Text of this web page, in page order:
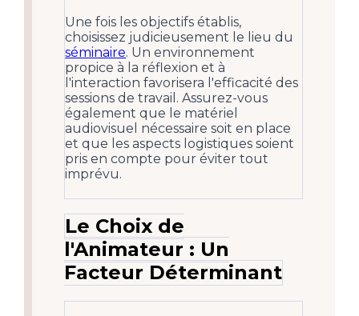
Une fois les objectifs établis,
choisissez judicieusement le lieu du
séminaire. Un environnement
propice à la réflexion et à
l'interaction favorisera l'efficacité des
sessions de travail. Assurez-vous
également que le matériel
audiovisuel nécessaire soit en place
et que les aspects logistiques soient
pris en compte pour éviter tout
imprévu.
Le Choix de
l'Animateur : Un
Facteur Déterminant